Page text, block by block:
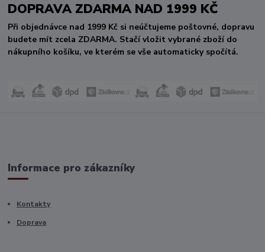
DOPRAVA ZDARMA NAD 1999 KČ
Při objednávce nad 1999 Kč si neúčtujeme poštovné, dopravu
budete mít zcela ZDARMA. Stačí vložit vybrané zboží do
nákupního košíku, ve kterém se vše automaticky spočítá.
Informace pro zákazníky
Kontakty
Doprava